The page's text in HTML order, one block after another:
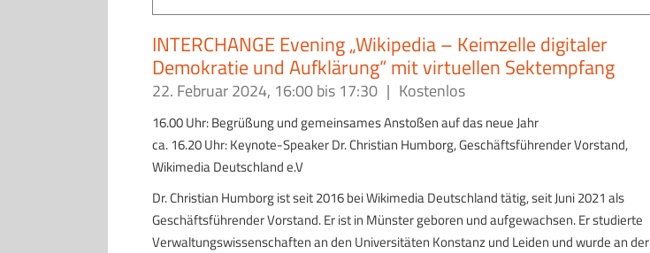
INTERCHANGE Evening „Wikipedia – Keimzelle digitaler
Demokratie und Aufklärung“ mit virtuellen Sektempfang
22. Februar 2024, 16:00bis 17:30 | Kostenlos
16.00 Uhr: Begrüßung und gemeinsames Anstoßen auf das neue Jahr
ca. 16.20 Uhr: Keynote-Speaker Dr. Christian Humborg, Geschäftsführender Vorstand,
Wikimedia Deutschland e.V
Dr. Christian Humborg ist seit 2016 bei Wikimedia Deutschland tätig, seit Juni 2021 als
Geschäftsführender Vorstand. Er ist in Münster geboren und aufgewachsen. Er studierte
Verwaltungswissenschaften an den Universitäten Konstanz und Leiden und wurde an der